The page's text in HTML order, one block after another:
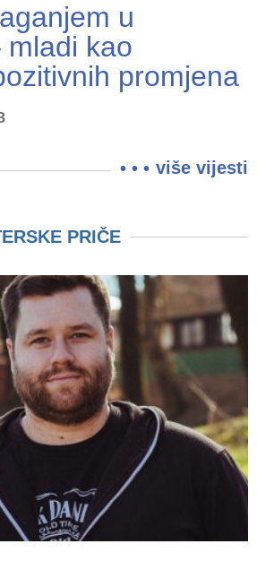
u
mladi kao
promjena
više vijesti
PRIČE